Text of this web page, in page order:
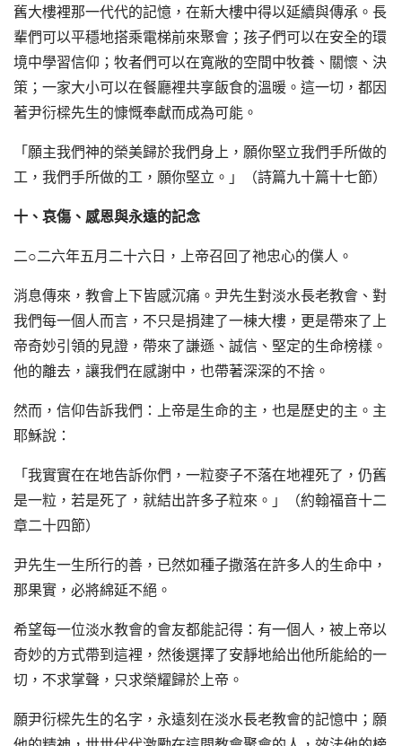
舊大樓裡那一代代的記憶，在新大樓中得以延續與傳承。長
輩們可以平穩地搭乘電梯前來聚會；孩子們可以在安全的環
境中學習信仰；牧者們可以在寬敞的空間中牧養、關懷、決
策；一家大小可以在餐廳裡共享飯食的溫暖。這一切，都因
著尹衍樑先生的慷慨奉獻而成為可能。
「願主我們神的榮美歸於我們身上，願你堅立我們手所做的
工，我們手所做的工，願你堅立。」（詩篇九十篇十七節）
十、哀傷、感恩與永遠的記念
二○二六年五月二十六日，上帝召回了祂忠心的僕人。
消息傳來，教會上下皆感沉痛。尹先生對淡水長老教會、對
我們每一個人而言，不只是捐建了一棟大樓，更是帶來了上
帝奇妙引領的見證，帶來了謙遜、誠信、堅定的生命榜樣。
他的離去，讓我們在感謝中，也帶著深深的不捨。
然而，信仰告訴我們：上帝是生命的主，也是歷史的主。主
耶穌說：
「我實實在在地告訴你們，一粒麥子不落在地裡死了，仍舊
是一粒，若是死了，就結出許多子粒來。」（約翰福音十二
章二十四節）
尹先生一生所行的善，已然如種子撒落在許多人的生命中，
那果實，必將綿延不絕。
希望每一位淡水教會的會友都能記得：有一個人，被上帝以
奇妙的方式帶到這裡，然後選擇了安靜地給出他所能給的一
切，不求掌聲，只求榮耀歸於上帝。
願尹衍樑先生的名字，永遠刻在淡水長老教會的記憶中；願